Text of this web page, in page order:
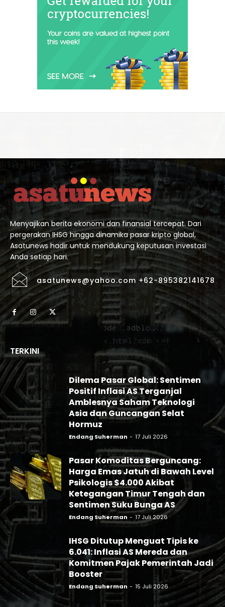
Menyajikan berita ekonomi dan finansial tercepat. Dari
pergerakan IHSG hingga dinamika pasar kripto global,
Asatunews hadir untuk mendukung keputusan investasi
Anda setiap hari.
asatunews@yahoo.com +62-895382141678
TERKINI
Dilema Pasar Global: Sentimen
Positif Inflasi AS Terganjal
Amblesnya Saham Teknologi
Asia dan Guncangan Selat
Hormuz
Endang Suherman - 17 Juli 2026
Pasar Komoditas Berguncang:
Harga Emas Jatuh di Bawah Level
Psikologis $4.000 Akibat
Ketegangan Timur Tengah dan
Sentimen Suku Bunga AS
Endang Suherman - 17 Juli 2026
IHSG Ditutup Menguat Tipis ke
6.041: Inflasi AS Mereda dan
Komitmen Pajak Pemerintah Jadi
Booster
Endang Suherman - 15 Juli 2026